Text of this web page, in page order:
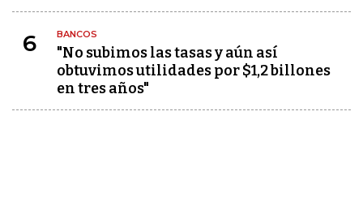
6 BANCOS
"No subimos las tasas y aún así
obtuvimos utilidades por $1,2 billones
en tres años"